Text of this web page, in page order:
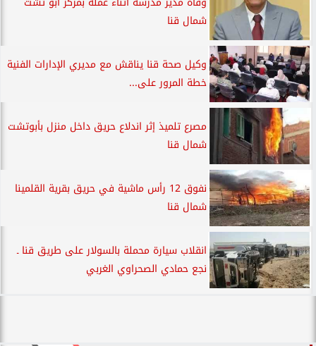
شمال قنا
وكيل صحة قنا يناقش مع مديري الإدارات الفنية
خطة المرور على...
مصرع تلميذ إثر اندلاع حريق داخل منزل بأبوتشت
شمال قنا
نفوق 12 رأس ماشية في حريق بقرية القلمينا
شمال قنا
انقلاب سيارة محملة بالسولار على طريق قنا ـ
نجع حمادي الصحراوي الغربي